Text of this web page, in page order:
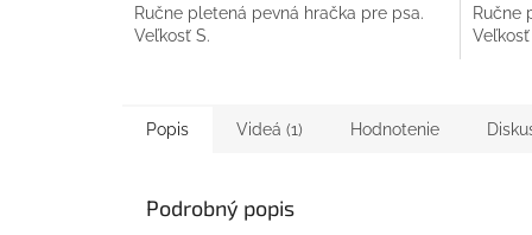
Ručne pletená pevná hračka pre psa.
Veľkosť S.
Ručne
Veľkosť
Popis Videá (1) Hodnotenie
Podrobný popis